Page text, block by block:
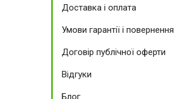
Доставка і оплата
Умови гарантії і повернення
Договір публічної оферти
Відгуки
Блог